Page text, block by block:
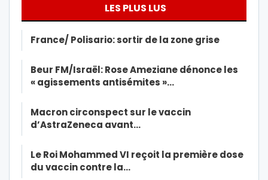
LES PLUS LUS
France/ Polisario: sortir de la zone grise
Beur FM/Israël: Rose Ameziane dénonce les
« agissements antisémites »…
Macron circonspect sur le vaccin
d’AstraZeneca avant…
Le Roi Mohammed VI reçoit la première dose
du vaccin contre la…